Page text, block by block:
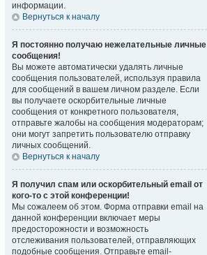
информации.
Вернуться к началу
Я постоянно получаю нежелательные личные
сообщения!
Вы можете автоматически удалять личные
сообщения пользователей, используя правила
для сообщений в вашем личном разделе. Если
вы получаете оскорбительные личные
сообщения от конкретного пользователя,
отправьте жалобы на сообщения модераторам;
они могут запретить пользователю отправку
личных сообщений.
Вернуться к началу
Я получил спам или оскорбительный email от
кого-то с этой конференции!
Мы сожалеем об этом. Форма отправки email на
данной конференции включает меры
предосторожности и возможность
отслеживания пользователей, отправляющих
подобные сообщения. Отправьте email-